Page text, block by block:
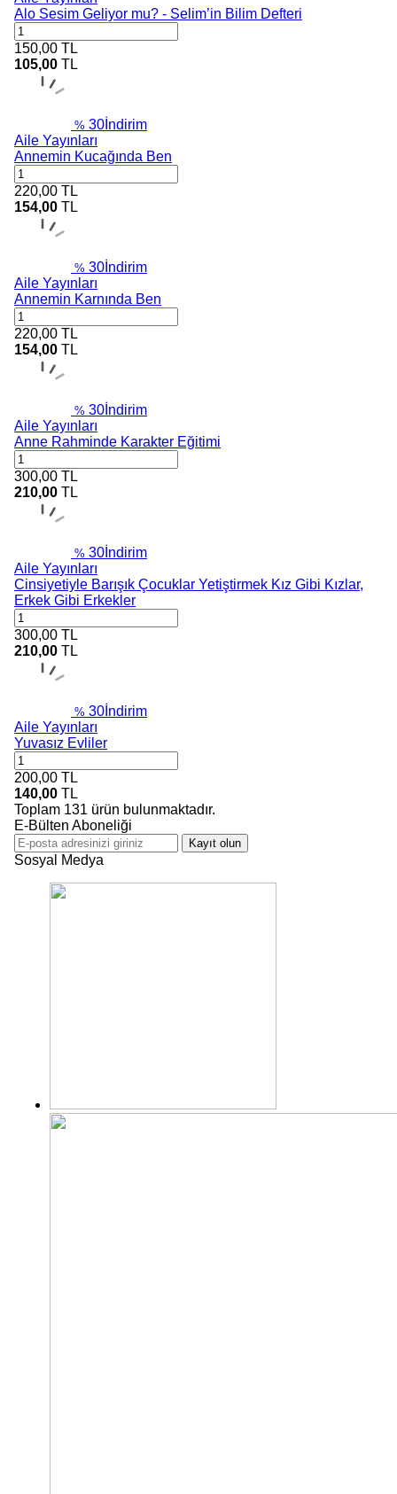
Alo Sesim Geliyor mu? - Selim’in Bilim Defteri
150,00 TL
105,00 TL
% 30 İndirim
Aile Yayınları
Annemin Kucağında Ben
220,00 TL
154,00 TL
% 30 İndirim
Aile Yayınları
Annemin Karnında Ben
220,00 TL
154,00 TL
% 30 İndirim
Aile Yayınları
Anne Rahminde Karakter Eğitimi
300,00 TL
210,00 TL
% 30 İndirim
Aile Yayınları
Cinsiyetiyle Barışık Çocuklar Yetiştirmek Kız Gibi Kızlar,
Erkek Gibi Erkekler
300,00 TL
210,00 TL
% 30 İndirim
Aile Yayınları
Yuvasız Evliler
200,00 TL
140,00 TL
Toplam 131 ürün bulunmaktadır.
E-Bülten Aboneliği
Kayıt olun
Sosyal Medya